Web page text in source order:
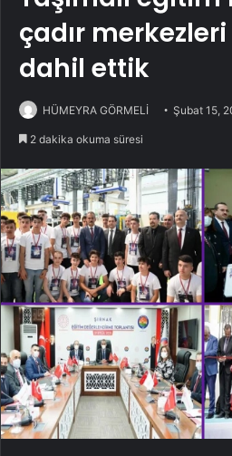
çadır
dahil ettik
HÜMEYRA GÖRMELİ Şubat 15,
2 dakika okuma süresi